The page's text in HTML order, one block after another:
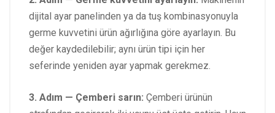
dijital ayar panelinden ya da tuş kombinasyonuyla
germe kuvvetini ürün ağırlığına göre ayarlayın. Bu
değer kaydedilebilir; aynı ürün tipi için her
seferinde yeniden ayar yapmak gerekmez.
3. Adım — Çemberi sarın: Çemberi ürünün